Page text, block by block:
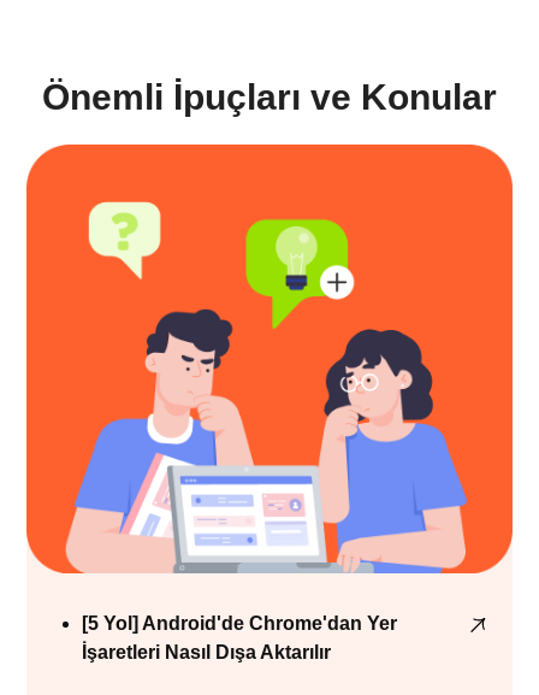
Önemli İpuçları ve Konular
[5 Yol] Android'de Chrome'dan Yer
İşaretleri Nasıl Dışa Aktarılır